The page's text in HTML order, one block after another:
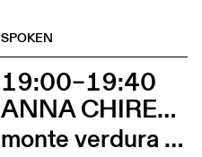
SPOKEN
19:00–19:40
ANNA CHIRESCU
monte verdura (prélude)